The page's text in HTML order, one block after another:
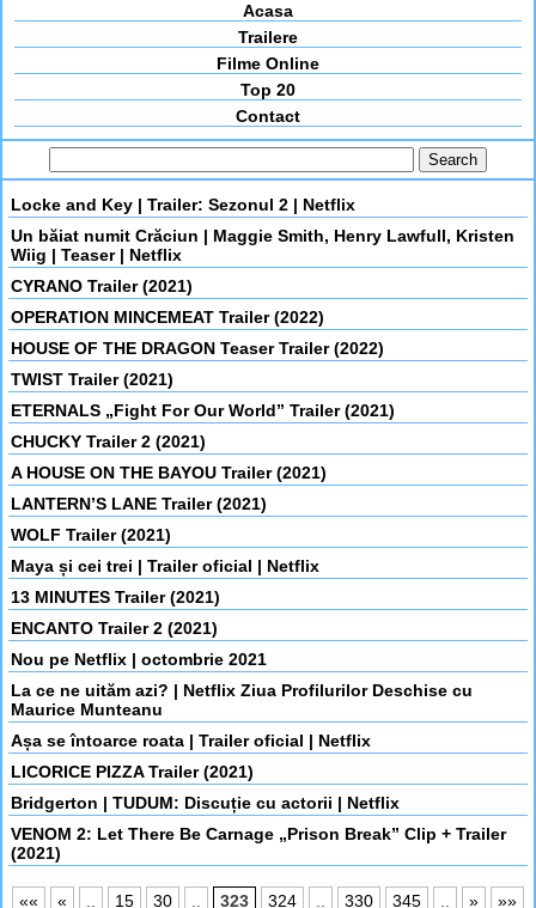
Acasa
Trailere
Filme Online
Top 20
Contact
Locke and Key | Trailer: Sezonul 2 | Netflix
Un băiat numit Crăciun | Maggie Smith, Henry Lawfull, Kristen
Wiig | Teaser | Netflix
CYRANO Trailer (2021)
OPERATION MINCEMEAT Trailer (2022)
HOUSE OF THE DRAGON Teaser Trailer (2022)
TWIST Trailer (2021)
ETERNALS „Fight For Our World” Trailer (2021)
CHUCKY Trailer 2 (2021)
A HOUSE ON THE BAYOU Trailer (2021)
LANTERN’S LANE Trailer (2021)
WOLF Trailer (2021)
Maya și cei trei | Trailer oficial | Netflix
13 MINUTES Trailer (2021)
ENCANTO Trailer 2 (2021)
Nou pe Netflix | octombrie 2021
La ce ne uităm azi? | Netflix Ziua Profilurilor Deschise cu
Maurice Munteanu
Așa se întoarce roata | Trailer oficial | Netflix
LICORICE PIZZA Trailer (2021)
Bridgerton | TUDUM: Discuție cu actorii | Netflix
VENOM 2: Let There Be Carnage „Prison Break” Clip + Trailer
(2021)
«« « 15 30 323 324 330 345 » »»